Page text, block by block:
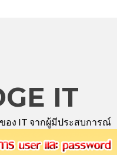
IT
อง IT จากผู้มีประสบการณ์